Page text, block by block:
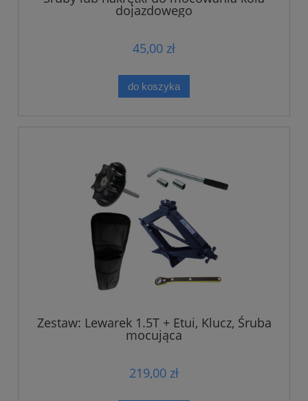
dojazdowego
45,00 zł
do koszyka
Zestaw: Lewarek 1.5T + Etui, Klucz, Śruba
mocująca
219,00 zł